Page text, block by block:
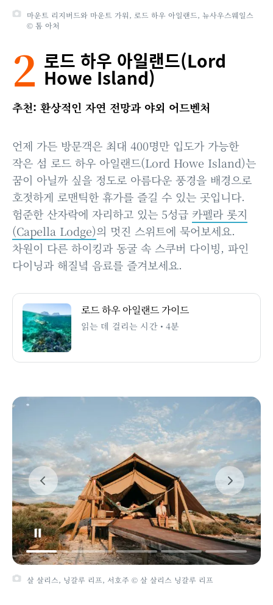
마운트 리지버드와 마운트 가워, 로드 하우 아일랜드, 뉴사우스웨일스
© 톰 아처
2 로드 하우 아일랜드(Lord
Howe Island)
추천: 환상적인 자연 전망과 야외 어드벤처
언제 가든 방문객은 최대 400명만 입도가 가능한
작은 섬 로드 하우 아일랜드(Lord Howe Island)는
꿈이 아닐까 싶을 정도로 아름다운 풍경을 배경으로
호젓하게 로맨틱한 휴가를 즐길 수 있는 곳입니다.
험준한 산자락에 자리하고 있는 5성급 카펠라 롯지
(Capella Lodge)의 멋진 스위트에 묵어보세요.
차원이 다른 하이킹과 동굴 속 스쿠버 다이빙, 파인
다이닝과 해질녘 음료를 즐겨보세요.
로드 하우 아일랜드 가이드
읽는 데 걸리는 시간 • 4분
살 살리스, 닝갈루 리프, 서호주 © 살 살리스 닝갈루 리프